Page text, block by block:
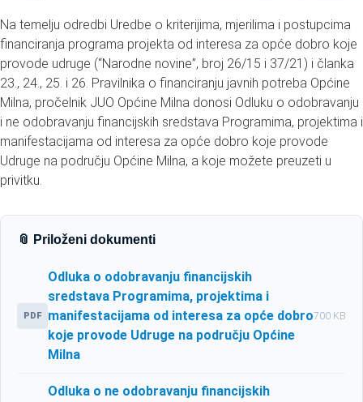
Na temelju odredbi Uredbe o kriterijima, mjerilima i postupcima
financiranja programa projekta od interesa za opće dobro koje
provode udruge (“Narodne novine”, broj 26/15 i 37/21) i članka
23., 24., 25. i 26. Pravilnika o financiranju javnih potreba Općine
Milna, pročelnik JUO Općine Milna donosi Odluku o odobravanju
i ne odobravanju financijskih sredstava Programima, projektima i
manifestacijama od interesa za opće dobro koje provode
Udruge na području Općine Milna, a koje možete preuzeti u
privitku.
📎 Priloženi dokumenti
PDF
Odluka o odobravanju financijskih
sredstava Programima, projektima i
manifestacijama od interesa za opće dobro
koje provode Udruge na području Općine
Milna
700 KB
Odluka o ne odobravanju financijskih